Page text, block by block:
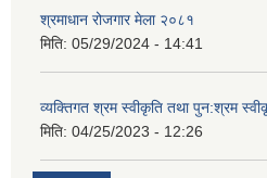
श्रमाधान रोजगार मेला २०८१
मिति: 05/29/2024 - 14:41
व्यक्तिगत श्रम स्वीकृति तथा पुन:श्रम
मिति: 04/25/2023 - 12:26